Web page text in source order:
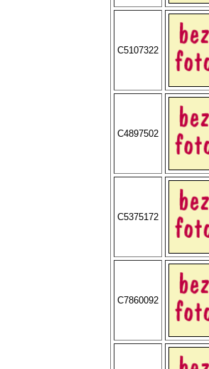
C5107322
C4897502
C5375172
C7860092